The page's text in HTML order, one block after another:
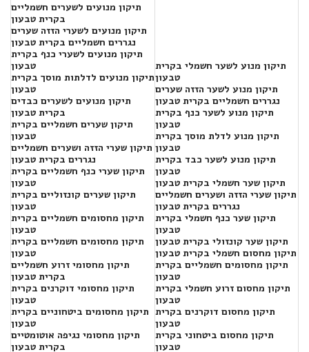
תיקון מנועים לשערים חשמליים
בקרית טבעון
תיקון מנועים לשערי הזזה שערים
נגררים חשמליים בקרית טבעון
תיקון מנועים לשערי כנף בקרית
טבעון
תיקון מנועים לדלתות מוסך בקרית
טבעון
תיקון מנועים לשערים כבדים
בקרית טבעון
תיקון שערים חשמליים בקרית
טבעון
תיקון שערי הזזה ושערים חשמליים
נגררים בקרית טבעון
תיקון שערי כנף חשמליים בקרית
טבעון
תיקון שערים קונזוליים בקרית
טבעון
תיקון מחסומים חשמליים בקרית
טבעון
תיקון מחסומים חשמליים בקרית
טבעון
תיקון מחסומי זרוע חשמליים
בקרית טבעון
תיקון מחסומי דוקרנים בקרית
טבעון
תיקון מחסומים ביטחוניים בקרית
טבעון
תיקון מחסומי נגיפה אוטומטיים
בקרית טבעון
תיקון מנוע לשער חשמלי בקרית
טבעון
תיקון מנוע לשער הזזה שערים
נגררים חשמליים בקרית טבעון
תיקון מנוע לשער כנף בקרית
טבעון
תיקון מנוע לדלת מוסך בקרית
טבעון
תיקון מנוע לשער כבד בקרית
טבעון
תיקון שער חשמלי בקרית טבעון
תיקון שערי הזזה ושערים חשמליים
נגררים בקרית טבעון
תיקון שער כנף חשמלי בקרית
טבעון
תיקון שער קונזולי בקרית טבעון
תיקון מחסום חשמלי בקרית טבעון
תיקון מחסומים חשמליים בקרית
טבעון
תיקון מחסום זרוע חשמלי בקרית
טבעון
תיקון מחסום דוקרנים בקרית
טבעון
תיקון מחסום ביטחוני בקרית
טבעון